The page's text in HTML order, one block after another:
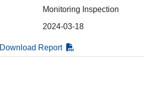
Monitoring Inspection
2024-03-18
Download Report